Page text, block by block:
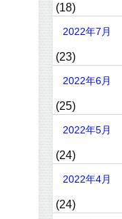
(18)
2022年7月
(23)
2022年6月
(25)
2022年5月
(24)
2022年4月
(24)